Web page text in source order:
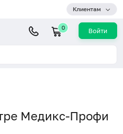
Клиентам
0 Войти
Медикс-Профи